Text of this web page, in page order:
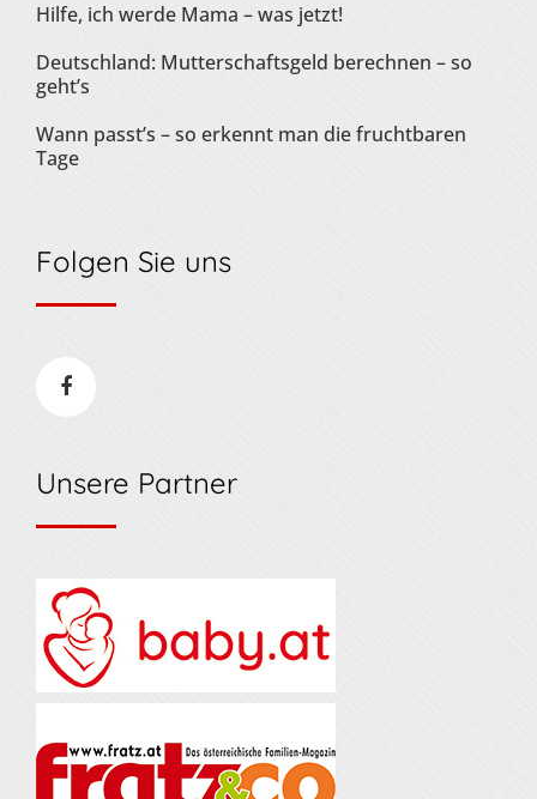
Hilfe, ich werde Mama – was jetzt!
Deutschland: Mutterschaftsgeld berechnen – so
geht’s
Wann passt’s – so erkennt man die fruchtbaren
Tage
Folgen Sie uns
Unsere Partner